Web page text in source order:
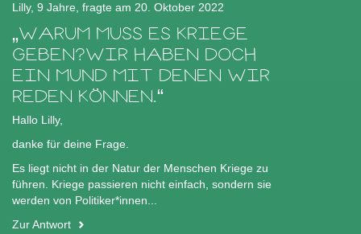
Lilly, 9 Jahre, fragte am 20. Oktober 2022
WARUM MUSS ES KRIEGE
GEBEN?WIR HABEN DOCH
EIN MUND MIT DENEN WIR
REDEN KÖNNEN.
Hallo Lilly,
danke für deine Frage.
Es liegt nicht in der Natur der Menschen Kriege zu
führen. Kriege passieren nicht einfach, sondern sie
werden von Politiker*innen...
Zur Antwort